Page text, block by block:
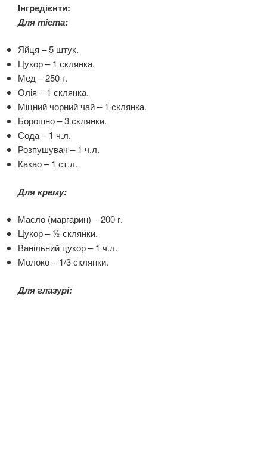
Інгредієнти:
Для тіста:
Яйця – 5 штук.
Цукор – 1 склянка.
Мед – 250 г.
Олія – 1 склянка.
Міцний чорний чай – 1 склянка.
Борошно – 3 склянки.
Сода – 1 ч.л.
Розпушувач – 1 ч.л.
Какао – 1 ст.л.
Для крему:
Масло (маргарин) – 200 г.
Цукор – ½ склянки.
Ванільний цукор – 1 ч.л.
Молоко – 1/3 склянки.
Для глазурі: